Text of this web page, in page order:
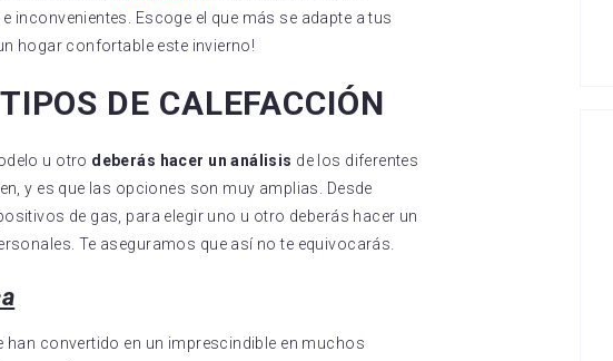
inconvenientes. Escoge el que más se adapte a tus
hogar confortable este invierno!
DE CALEFACCIÓN
u otro deberás hacer un análisis de los diferentes
y es que las opciones son muy amplias. Desde
de gas, para elegir uno u otro deberás hacer un
Te aseguramos que así no te equivocarás.
han convertido en un imprescindible en muchos